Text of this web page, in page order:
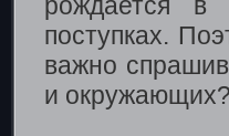
поступках.
важно
и